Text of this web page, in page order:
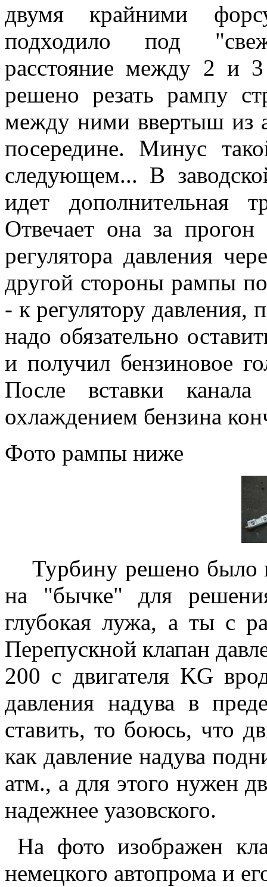
двумя крайними
подходило под
расстояние между 2 и
решено резать рампу
между ними ввертыш из
посередине. Минус
следующем... В
идет дополнительная
Отвечает она за
регулятора давления
другой стороны рампы
- к регулятору давления,
надо обязательно
и получил бензиновое
После вставки
охлаждением бензина
Фото рампы ниже
Турбину решено было
на "бычке" для
глубокая лужа, а ты с
Перепускной клапан
200 с двигателя KG
давления надува в
ставить, то боюсь, что
как давление надува
атм., а для этого нужен
надежнее уазовского.
На фото изображен
немецкого автопрома и